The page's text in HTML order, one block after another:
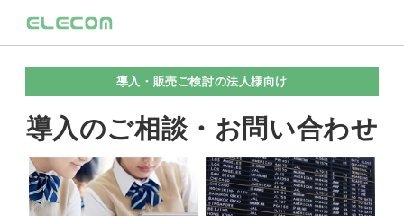
導入・販売ご検討の法人様向け
導入のご相談・お問い合わせ